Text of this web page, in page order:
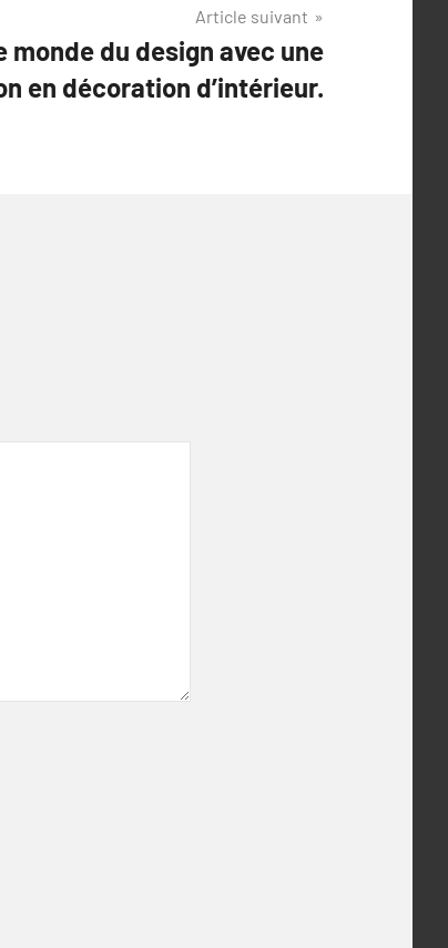
Article suivant
monde du design avec une
en décoration d’intérieur.